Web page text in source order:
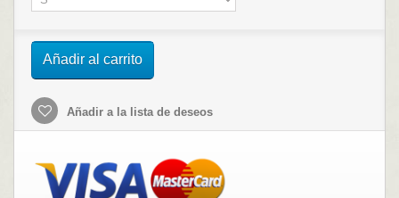
Añadir al carrito
Añadir a la lista de deseos